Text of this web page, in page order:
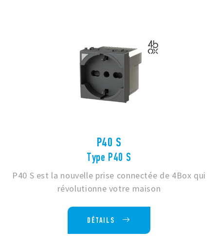
P40 S
Type P40 S
P40 S est la nouvelle prise connectée de 4Box qui
révolutionne votre maison
DÉTAILS